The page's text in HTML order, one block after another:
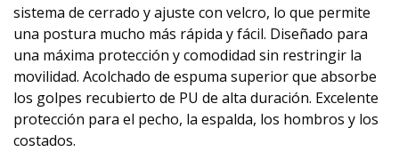
sistema de cerrado y ajuste con velcro, lo que permite
una postura mucho más rápida y fácil. Diseñado para
una máxima protección y comodidad sin restringir la
movilidad. Acolchado de espuma superior que absorbe
los golpes recubierto de PU de alta duración. Excelente
protección para el pecho, la espalda, los hombros y los
costados.